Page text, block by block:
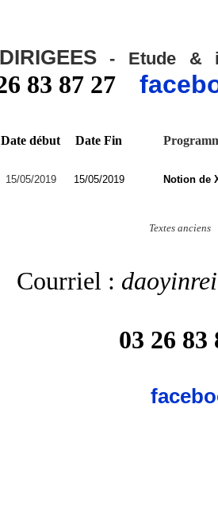
- Etude &
83 87 27
Date début Date Fin
15/05/2019 15/05/2019 Notion de
Textes anciens
Courriel :
03 26 83